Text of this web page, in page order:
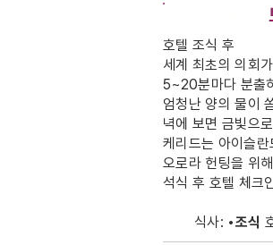
호텔 조식 후
세계 최초의 의회
5~20분마다 분출
엄청난 양의 물이
녁에 보면 금빛으
케리드는 아이슬
오로라 헌팅을 위
석식 후 호텔 체크
식사: •조식